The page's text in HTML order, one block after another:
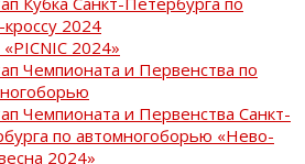
2024
2024»
Чемпионата и Первенства по
Чемпионата и Первенства Санкт-
по автомногоборью «Нево-
2024»